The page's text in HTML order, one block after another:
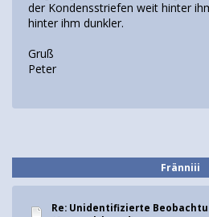
der Kondensstriefen weit hinter
hinter ihm dunkler.
Gruß
Peter
Fränniii
Re: Unidentifizierte